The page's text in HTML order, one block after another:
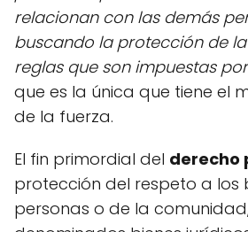
relacionan con las demás
buscando la protección de
reglas que son impuestas
que es la única que tiene el
de la fuerza.
El fin primordial del derecho
protección del respeto a los
personas o de la